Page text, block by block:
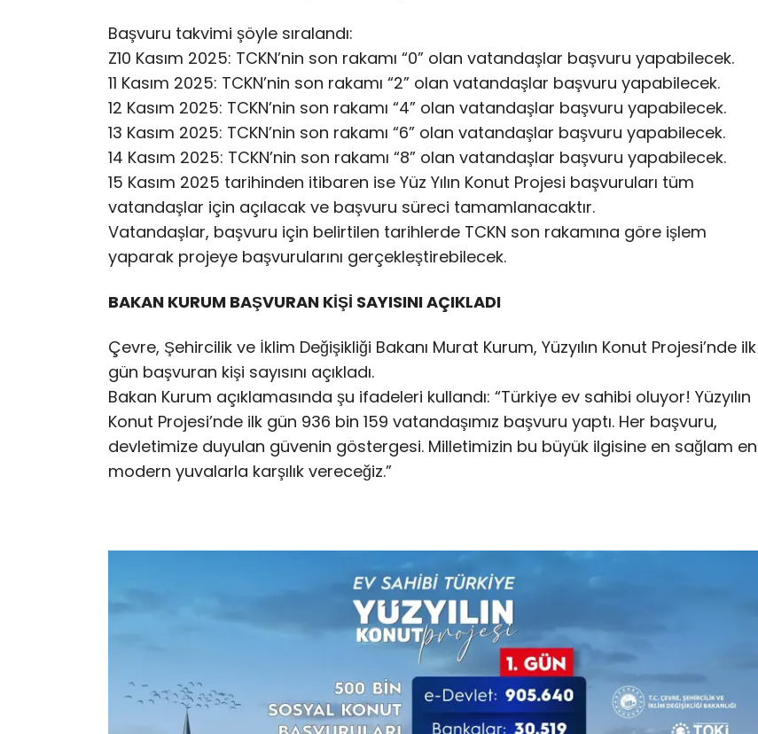
Başvuru takvimi şöyle sıralandı:
Z10 Kasım 2025: TCKN’nin son rakamı “0” olan vatandaşlar başvuru yapabilecek.
11 Kasım 2025: TCKN’nin son rakamı “2” olan vatandaşlar başvuru yapabilecek.
12 Kasım 2025: TCKN’nin son rakamı “4” olan vatandaşlar başvuru yapabilecek.
13 Kasım 2025: TCKN’nin son rakamı “6” olan vatandaşlar başvuru yapabilecek.
14 Kasım 2025: TCKN’nin son rakamı “8” olan vatandaşlar başvuru yapabilecek.
15 Kasım 2025 tarihinden itibaren ise Yüz Yılın Konut Projesi başvuruları tüm
vatandaşlar için açılacak ve başvuru süreci tamamlanacaktır.
Vatandaşlar, başvuru için belirtilen tarihlerde TCKN son rakamına göre işlem
yaparak projeye başvurularını gerçekleştirebilecek.
BAKAN KURUM BAŞVURAN KİŞİ SAYISINI AÇIKLADI
Çevre, Şehircilik ve İklim Değişikliği Bakanı Murat Kurum, Yüzyılın Konut Projesi’nde ilk
gün başvuran kişi sayısını açıkladı.
Bakan Kurum açıklamasında şu ifadeleri kullandı: “Türkiye ev sahibi oluyor! Yüzyılın
Konut Projesi’nde ilk gün 936 bin 159 vatandaşımız başvuru yaptı. Her başvuru,
devletimize duyulan güvenin göstergesi. Milletimizin bu büyük ilgisine en sağlam en
modern yuvalarla karşılık vereceğiz.”